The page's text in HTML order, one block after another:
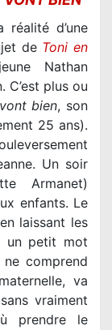
d’une
de Toni en
Nathan
plus ou
bien, son
25 ans).
Un soir
Armanet)
enfants. Le
laissant les
un petit mot
comprend
va
vraiment
prendre le